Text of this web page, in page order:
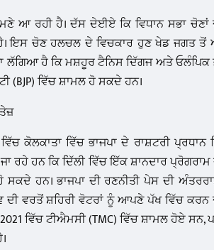
ਆ ਰਹੀ ਹੈ। ਦੱਸ ਦੇਈਏ ਕਿ ਵਿਧਾਨ ਸਭਾ
ਚੋਣ ਹਲਚਲ ਦੇ ਵਿਚਕਾਰ ਹੁਣ ਖੇਡ ਜਗਤ ਤੋਂ
ਲੱਗਿਆ ਹੈ ਕਿ ਮਸ਼ਹੂਰ ਟੈਨਿਸ ਦਿੱਗਜ ਅਤੇ ਓਲੰਪਿਕ
(BJP) ਵਿੱਚ ਸ਼ਾਮਲ ਹੋ ਸਕਦੇ ਹਨ।
ਕੋਲਕਾਤਾ ਵਿੱਚ ਭਾਜਪਾ ਦੇ ਰਾਸ਼ਟਰੀ ਪ੍ਰਧਾਨ
ਰਹੇ ਹਨ ਕਿ ਦਿੱਲੀ ਵਿੱਚ ਇੱਕ ਸ਼ਾਨਦਾਰ
ਹਨ। ਭਾਜਪਾ ਦੀ ਰਣਨੀਤੀ ਪੇਸ ਦੀ
ਦੀ ਵਰਤੋਂ ਸ਼ਹਿਰੀ ਵੋਟਰਾਂ ਨੂੰ ਆਪਣੇ ਪੱਖ ਵਿੱਚ ਕਰਨ
ਵਿੱਚ ਟੀਐਮਸੀ (TMC) ਵਿੱਚ ਸ਼ਾਮਲ ਹੋਏ ਸਨ,